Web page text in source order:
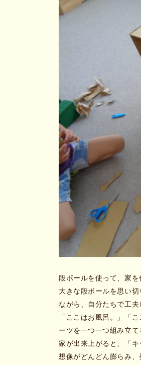
段ボールを使って、家を
大きな段ボールを思い
ながら、自分たちで工夫
「ここはお風呂。」「
ーツを一つ一つ組み立
家が出来上がると、「
想像がどんどん膨らみ、